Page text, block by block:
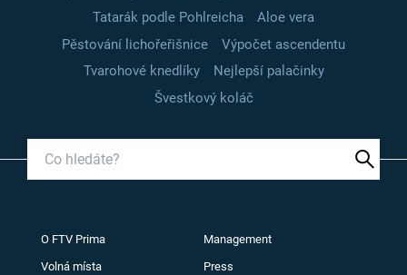
Tatarák podle Pohlreicha
Aloe vera
Pěstování lichořeřišnice
Výpočet ascendentu
Tvarohové knedlíky
Nejlepší palačinky
Švestkový koláč
O FTV Prima Management
Volná místa Press